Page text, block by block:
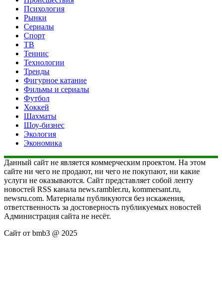
Психология
Рынки
Сериалы
Спорт
ТВ
Теннис
Технологии
Тренды
Фигурное катание
Фильмы и сериалы
Футбол
Хоккей
Шахматы
Шоу-бизнес
Экология
Экономика
Данный сайт не является коммерческим проектом. На этом
сайте ни чего не продают, ни чего не покупают, ни какие
услуги не оказываются. Сайт представляет собой ленту
новостей RSS канала news.rambler.ru, kommersant.ru,
newsru.com. Материалы публикуются без искажения,
ответственность за достоверность публикуемых новостей
Администрация сайта не несёт.
Сайт от bmb3 @ 2025